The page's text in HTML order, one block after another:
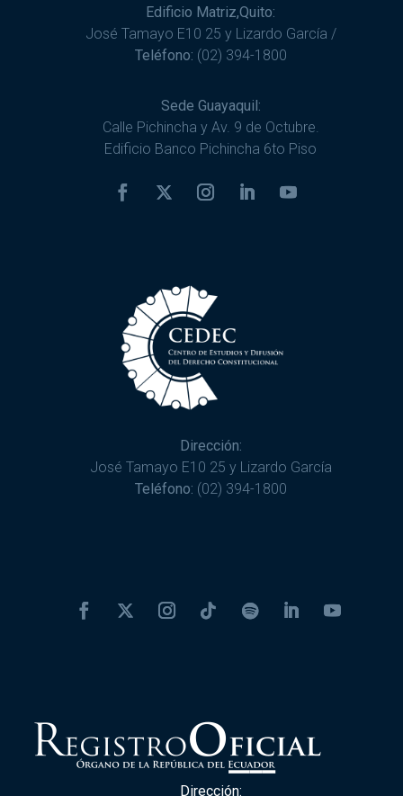
Edificio Matriz,Quito:
José Tamayo E10 25 y Lizardo García /
Teléfono: (02) 394-1800
Sede Guayaquil:
Calle Pichincha y Av. 9 de Octubre.
Edificio Banco Pichincha 6to Piso
Dirección:
José Tamayo E10 25 y Lizardo García
Teléfono: (02) 394-1800
Dirección: